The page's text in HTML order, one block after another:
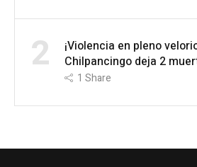
2
¡Violencia en pleno
Chilpancingo deja 2
1 Share